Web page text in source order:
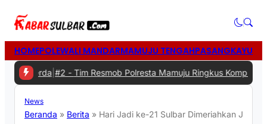
HOMEPOLEWALI MANDARMAMUJU TENGAHPASANGKAYU
#2 - Tim Resmob Polresta Mamuju Ringkus Komplotan
News
Beranda » Berita » Hari Jadi ke-21 Sulbar Dimeriahkan Jalan